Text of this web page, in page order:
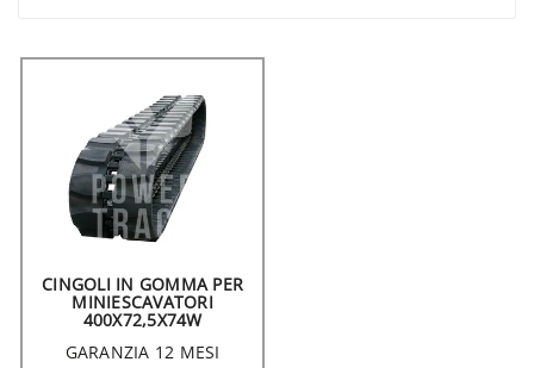
CINGOLI IN GOMMA PER
MINIESCAVATORI
400X72,5X74W
GARANZIA 12 MESI